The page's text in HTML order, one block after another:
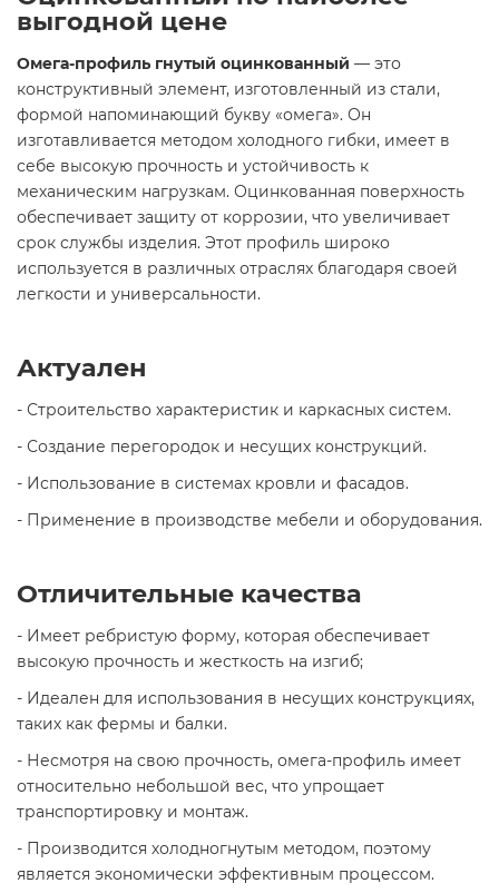
выгодной цене
Омега-профиль гнутый оцинкованный — это
конструктивный элемент, изготовленный из стали,
формой напоминающий букву «омега». Он
изготавливается методом холодного гибки, имеет в
себе высокую прочность и устойчивость к
механическим нагрузкам. Оцинкованная поверхность
обеспечивает защиту от коррозии, что увеличивает
срок службы изделия. Этот профиль широко
используется в различных отраслях благодаря своей
легкости и универсальности.
Актуален
- Строительство характеристик и каркасных систем.
- Создание перегородок и несущих конструкций.
- Использование в системах кровли и фасадов.
- Применение в производстве мебели и оборудования.
Отличительные качества
- Имеет ребристую форму, которая обеспечивает
высокую прочность и жесткость на изгиб;
- Идеален для использования в несущих конструкциях,
таких как фермы и балки.
- Несмотря на свою прочность, омега-профиль имеет
относительно небольшой вес, что упрощает
транспортировку и монтаж.
- Производится холодногнутым методом, поэтому
является экономически эффективным процессом.